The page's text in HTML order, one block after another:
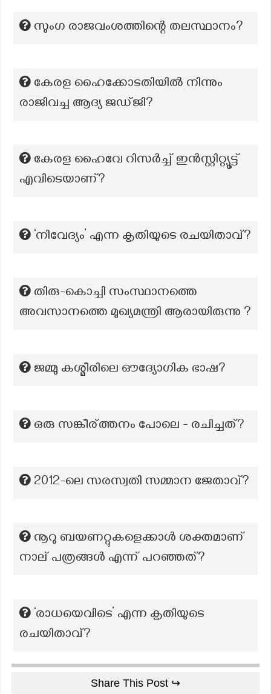
സുംഗ രാജവംശത്തിന്റെ തലസ്ഥാനം?
കേരള ഹൈക്കോടതിയിൽ നിന്നും
രാജിവച്ച ആദ്യ ജഡ്ജി?
കേരള ഹൈവേ റിസർച്ച് ഇൻസ്റ്റിറ്റ്യൂട്ട്
എവിടെയാണ്?
‘നിവേദ്യം’ എന്ന കൃതിയുടെ രചയിതാവ്?
തിരു-കൊച്ചി സംസ്ഥാനത്തെ
അവസാനത്തെ മുഖ്യമന്ത്രി ആരായിരുന്നു ?
ജമ്മു കശ്മീരിലെ ഔദ്യോഗിക ഭാഷ?
ഒരു സങ്കീര്ത്തനം പോലെ - രചിച്ചത്?
2012-ലെ സരസ്വതി സമ്മാന ജേതാവ്?
നൂറു ബയണറ്റുകളെക്കാൾ ശക്തമാണ്
നാല് പത്രങ്ങൾ എന്ന് പറഞ്ഞത്?
‘രാധയെവിടെ’ എന്ന കൃതിയുടെ
രചയിതാവ്?
Share This Post ↪